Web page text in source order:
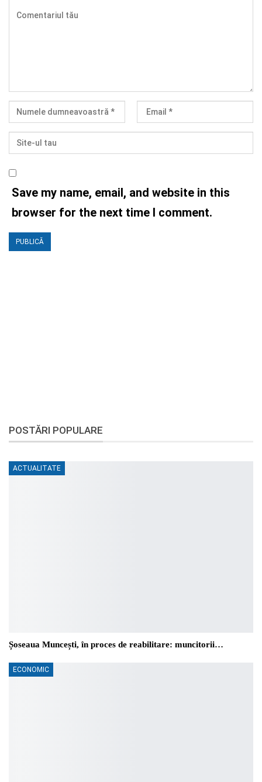
Save my name, email, and website in this
browser for the next time I comment.
POSTĂRI POPULARE
ACTUALITATE
Șoseaua Muncești, în proces de reabilitare: muncitorii…
ECONOMIC